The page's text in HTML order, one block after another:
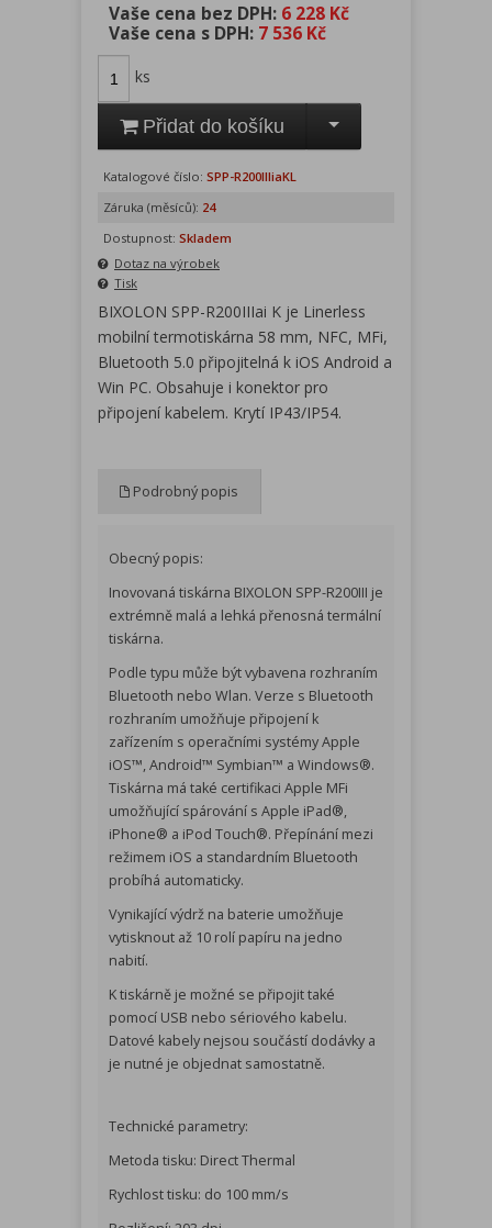
Vaše cena bez DPH: 6 228 Kč
Vaše cena s DPH: 7 536 Kč
ks
Přidat do košíku
Katalogové číslo: SPP-R200IIIiaKL
Záruka (měsíců): 24
Dostupnost: Skladem
Dotaz na výrobek
Tisk
BIXOLON SPP-R200IIIai K je Linerless
mobilní termotiskárna 58 mm, NFC, MFi,
Bluetooth 5.0 připojitelná k iOS Android a
Win PC. Obsahuje i konektor pro
připojení kabelem. Krytí IP43/IP54.
Podrobný popis
Obecný popis:
Inovovaná tiskárna BIXOLON SPP-R200III je
extrémně malá a lehká přenosná termální
tiskárna.
Podle typu může být vybavena rozhraním
Bluetooth nebo Wlan. Verze s Bluetooth
rozhraním umožňuje připojení k
zařízením s operačními systémy Apple
iOS™, Android™ Symbian™ a Windows®.
Tiskárna má také certifikaci Apple MFi
umožňující spárování s Apple iPad®,
iPhone® a iPod Touch®. Přepínání mezi
režimem iOS a standardním Bluetooth
probíhá automaticky.
Vynikající výdrž na baterie umožňuje
vytisknout až 10 rolí papíru na jedno
nabití.
K tiskárně je možné se připojit také
pomocí USB nebo sériového kabelu.
Datové kabely nejsou součástí dodávky a
je nutné je objednat samostatně.
Technické parametry:
Metoda tisku: Direct Thermal
Rychlost tisku: do 100 mm/s